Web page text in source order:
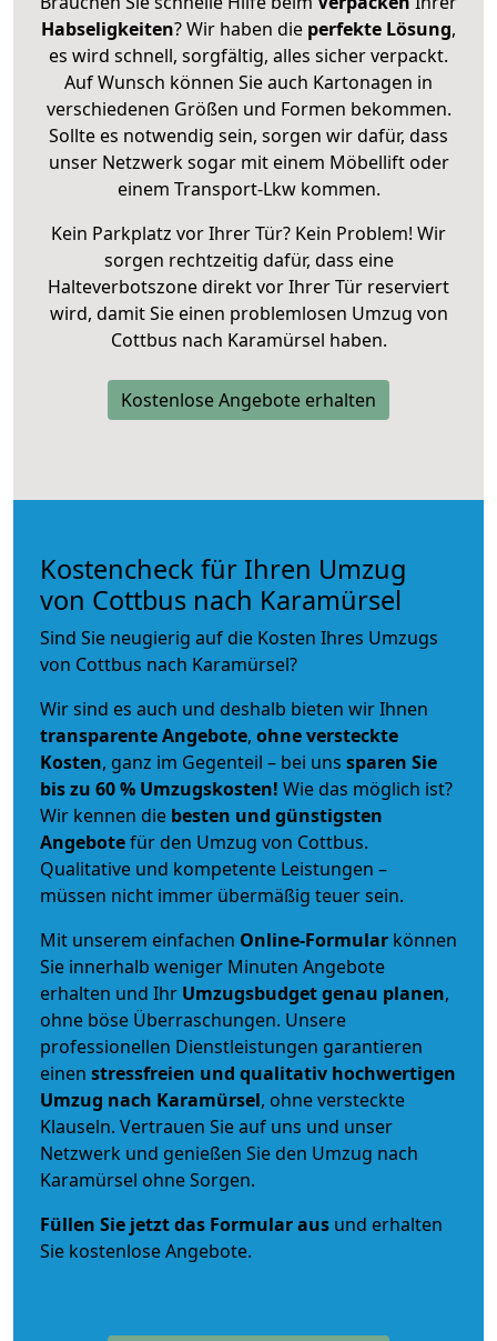
Habseligkeiten? Wir haben die perfekte Lösung,
es wird schnell, sorgfältig, alles sicher verpackt.
Auf Wunsch können Sie auch Kartonagen in
verschiedenen Größen und Formen bekommen.
Sollte es notwendig sein, sorgen wir dafür, dass
unser Netzwerk sogar mit einem Möbellift oder
einem Transport-Lkw kommen.
Kein Parkplatz vor Ihrer Tür? Kein Problem! Wir
sorgen rechtzeitig dafür, dass eine
Halteverbotszone direkt vor Ihrer Tür reserviert
wird, damit Sie einen problemlosen Umzug von
Cottbus nach Karamürsel haben.
Kostenlose Angebote erhalten
Kostencheck für Ihren Umzug
von Cottbus nach Karamürsel
Sind Sie neugierig auf die Kosten Ihres Umzugs
von Cottbus nach Karamürsel?
Wir sind es auch und deshalb bieten wir Ihnen
transparente Angebote, ohne versteckte
Kosten, ganz im Gegenteil – bei uns sparen Sie
bis zu 60 % Umzugskosten! Wie das möglich ist?
Wir kennen die besten und günstigsten
Angebotefür den Umzug von Cottbus.
Qualitative und kompetente Leistungen –
müssen nicht immer übermäßig teuer sein.
Mit unserem einfachen Online-Formular können
Sie innerhalb weniger Minuten Angebote
erhalten und Ihr Umzugsbudgetgenau planen,
ohne böse Überraschungen. Unsere
professionellen Dienstleistungen garantieren
einen stressfreien und qualitativ hochwertigen
Umzug nach Karamürsel, ohne versteckte
Klauseln. Vertrauen Sie auf uns und unser
Netzwerk und genießen Sie den Umzug nach
Karamürsel ohne Sorgen.
Füllen Sie jetzt das Formular aus und erhalten
Sie kostenlose Angebote.